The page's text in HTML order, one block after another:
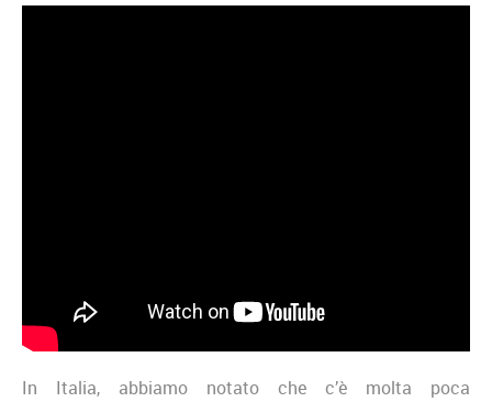
In Italia, abbiamo notato che c’è molta poca